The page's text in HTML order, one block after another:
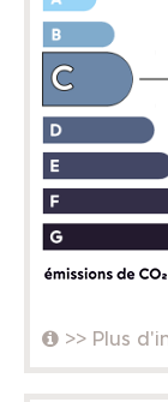
>> Plus